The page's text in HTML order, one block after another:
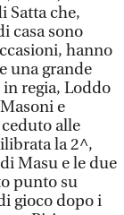
Satta che,
casa sono
hanno
una grande
regia, Loddo
e
alle
la 2^,
Masu e le due
punto su
gioco dopo i